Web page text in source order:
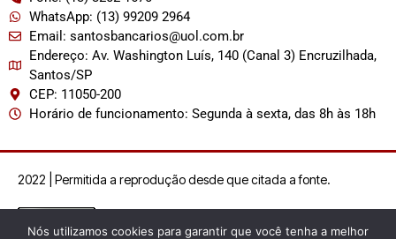
WhatsApp: (13) 99209 2964
Email: santosbancarios@uol.com.br
Endereço: Av. Washington Luís, 140 (Canal 3) Encruzilhada,
Santos/SP
CEP: 11050-200
Horário de funcionamento: Segunda à sexta, das 8h às 18h
2022 | Permitida a reprodução desde que citada a fonte.
Nós utilizamos cookies para garantir que você tenha a melhor